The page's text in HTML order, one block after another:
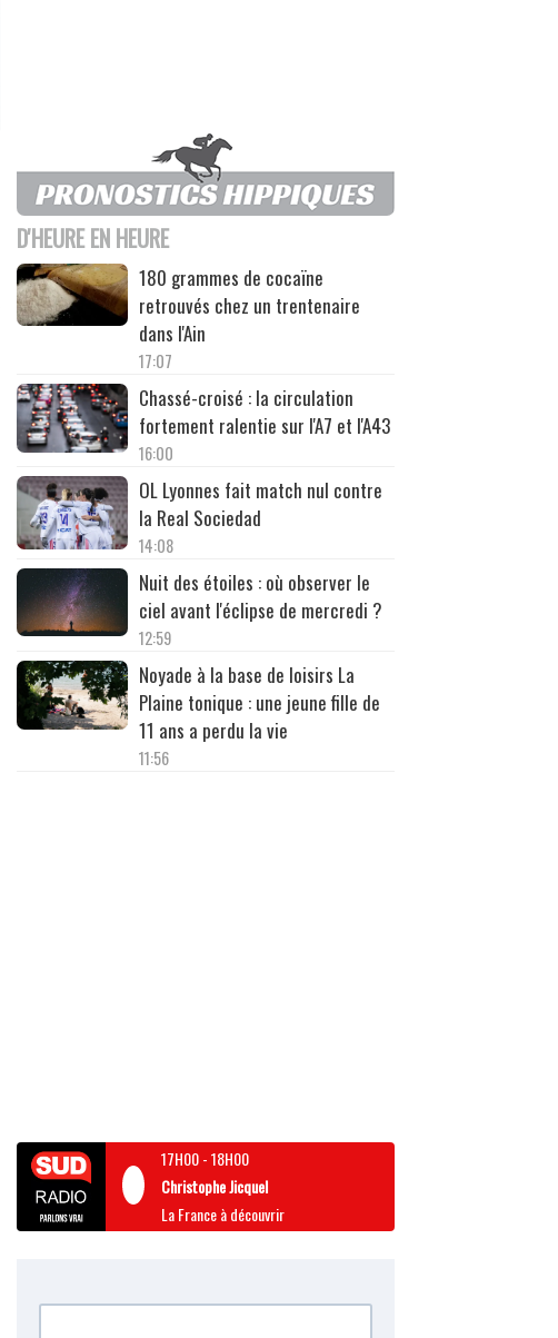
D'HEURE EN HEURE
180 grammes de cocaïne
retrouvés chez un trentenaire
dans l'Ain
17:07
Chassé-croisé : la circulation
fortement ralentie sur l'A7 et l'A43
16:00
OL Lyonnes fait match nul contre
la Real Sociedad
14:08
Nuit des étoiles : où observer le
ciel avant l'éclipse de mercredi ?
12:59
Noyade à la base de loisirs La
Plaine tonique : une jeune fille de
11 ans a perdu la vie
11:56
17H00-18H00
Christophe Jicquel
La France à découvrir